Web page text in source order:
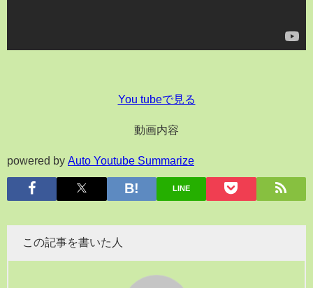
You tubeで見る
動画内容
powered by Auto Youtube Summarize
LINE
この記事を書いた人